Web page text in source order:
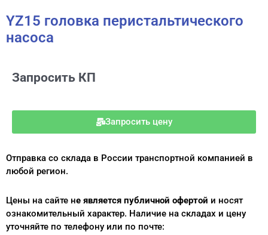
YZ15 головка перистальтического
насоса
Запросить КП
Запросить цену
Отправка со склада в России транспортной компанией в
любой регион.
Цены на сайте не является публичной офертой и носят
ознакомительный характер. Наличие на складах и цену
уточняйте по телефону или по почте: